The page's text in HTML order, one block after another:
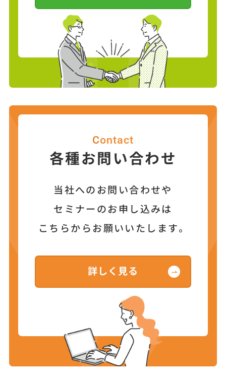
Contact
各種お問い合わせ
当社へのお問い合わせや
セミナーのお申し込みは
こちらからお願いいたします。
詳しく見る